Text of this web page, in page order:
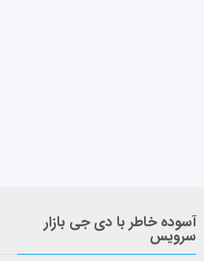
آسوده خاطر با دی جی بازار
سرویس